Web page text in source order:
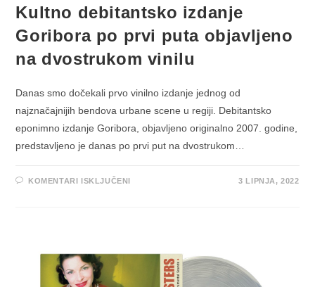
Kultno debitantsko izdanje
Goribora po prvi puta objavljeno
na dvostrukom vinilu
Danas smo dočekali prvo vinilno izdanje jednog od
najznačajnijih bendova urbane scene u regiji. Debitantsko
eponimno izdanje Goribora, objavljeno originalno 2007. godine,
predstavljeno je danas po prvi put na dvostrukom…
KOMENTARI ISKLJUČENI
OBJAVLJENO
DVOSTRUKOM
VINILU
3 LIPNJA, 2022